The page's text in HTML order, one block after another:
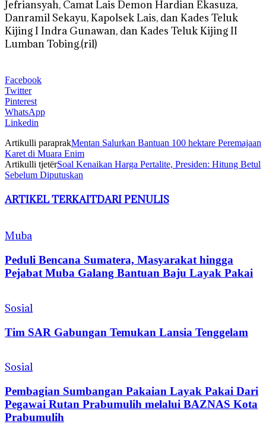
Jefriansyah, Camat Lais Demon Hardian Ekasuza,
Danramil Sekayu, Kapolsek Lais, dan Kades Teluk
Kijing I Indra Gunawan, dan Kades Teluk Kijing II
Lumban Tobing.(ril)
Facebook
Twitter
Pinterest
WhatsApp
Linkedin
Artikulli paraprakMentan Salurkan Bantuan 100 hektare Peremajaan
Karet di Muara Enim
Artikulli tjetërSoal Kenaikan Harga Pertalite, Presiden: Hitung Betul
Sebelum Diputuskan
ARTIKEL TERKAITDARI PENULIS
Muba
Peduli Bencana Sumatera, Masyarakat hingga
Pejabat Muba Galang Bantuan Baju Layak Pakai
Sosial
Tim SAR Gabungan Temukan Lansia Tenggelam
Sosial
Pembagian Sumbangan Pakaian Layak Pakai Dari
Pegawai Rutan Prabumulih melalui BAZNAS Kota
Prabumulih